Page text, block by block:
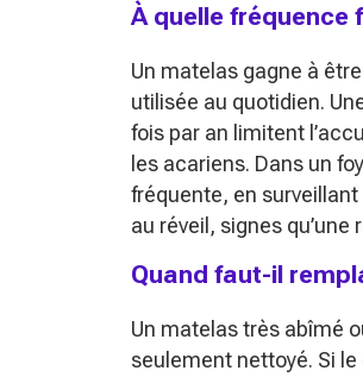
À quelle fréquence
Un matelas gagne à
utilisée au quotidien.
fois par an limitent
les acariens. Dans un
fréquente, en
au réveil, signes
Quand faut-il
Un matelas très abîmé
seulement nettoyé. Si